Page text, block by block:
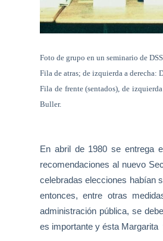
Foto de grupo en un seminario de
Fila de atras; de izquierda a derecha:
Fila de frente (sentados), de
Buller.
En abril de 1980 se entrega
recomendaciones al nuevo
celebradas elecciones habían
entonces, entre otras
administración pública, se
es importante y ésta Margarita